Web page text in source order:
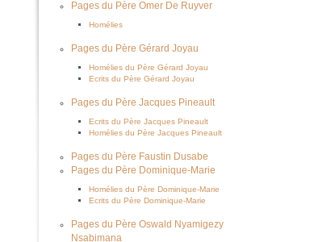
Pages du Père Omer De Ruyver
Homélies
Pages du Père Gérard Joyau
Homélies du Père Gérard Joyau
Ecrits du Père Gérard Joyau
Pages du Père Jacques Pineault
Ecrits du Père Jacques Pineault
Homélies du Père Jacques Pineault
Pages du Père Faustin Dusabe
Pages du Père Dominique-Marie
Homélies du Père Dominique-Marie
Ecrits du Père Dominique-Marie
Pages du Père Oswald Nyamigezy
Nsabimana